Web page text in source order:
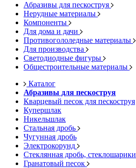
Абразивы для пескоструя
Нерудные материалы
Компоненты
Для дома и дачи
Противогололедные материалы
Для производства
Светодиодные фигуры
Общестроительные материалы
Каталог
Абразивы для пескоструя
Кварцевый песок для пескоструя
Купершлак
Никельшлак
Стальная дробь
Чугунная дробь
Электрокорунд
Стеклянная дробь, стеклошарики
Гранатовый песок